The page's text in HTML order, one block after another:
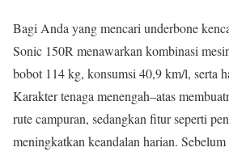
Bagi Anda yang mencari underbone
Sonic 150R menawarkan kombinasi
bobot 114 kg, konsumsi 40,9 km/l, serta
Karakter tenaga menengah–atas
rute campuran, sedangkan fitur seperti
meningkatkan keandalan harian.